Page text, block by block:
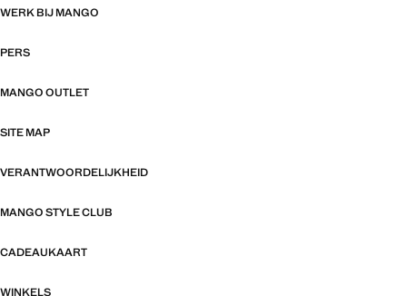
WERK BIJ MANGO
PERS
MANGO OUTLET
SITE MAP
VERANTWOORDELIJKHEID
MANGO STYLE CLUB
CADEAUKAART
WINKELS